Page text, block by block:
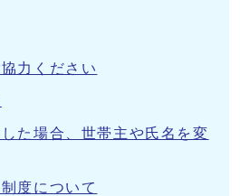
力ください
た場合、世帯主や氏名を変
度について